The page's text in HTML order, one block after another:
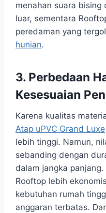
menahan suara bising
luar, sementara
peredaman yang
hunian.
3. Perbedaan
Kesesuaian
Karena kualitas
Atap uPVC Grand Luxe
lebih tinggi. Namun,
sebanding dengan
dalam jangka
Rooftop lebih
kebutuhan rumah
anggaran terbatas.